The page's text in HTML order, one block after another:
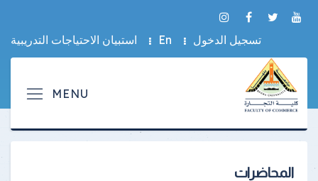
تسجيل الدخول En استبيان الاحتياجات التدريبية
المحاضرات